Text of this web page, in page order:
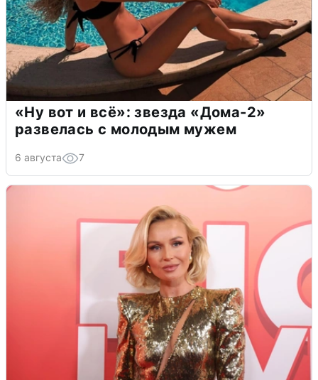
«Ну вот и всё»: звезда «Дома-2»
развелась с молодым мужем
6 августа 7